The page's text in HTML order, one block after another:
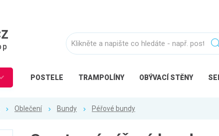
POSTELE TRAMPOLÍNY OBÝVACÍ STĚNY
Oblečení Bundy Péřové bundy